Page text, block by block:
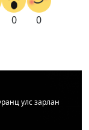
0 0
улс зарлан